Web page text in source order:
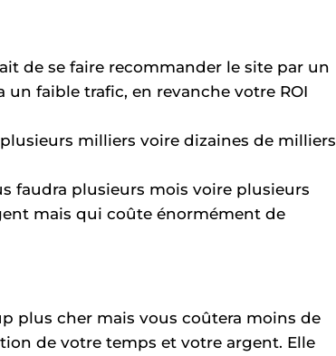
de se faire recommander le site par un
un faible trafic, en revanche votre ROI
milliers voire dizaines de milliers
faudra plusieurs mois voire plusieurs
mais qui coûte énormément de
plus cher mais vous coûtera moins de
de votre temps et votre argent. Elle